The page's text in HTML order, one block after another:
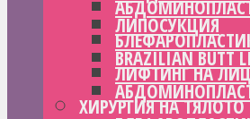
ЛИФТИНГ НА
ХИРУРГИЯ НА ТЯЛОТО
ЛИПОСУКЦИЯ
BRAZILIAN BUTT